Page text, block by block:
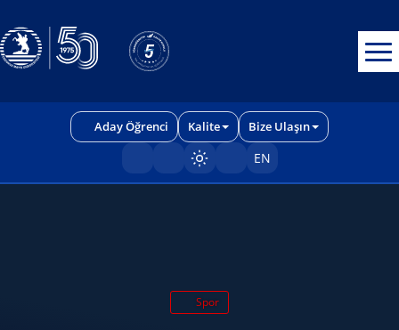
Aday Öğrenci Kalite Bize Ulaşın
Sayfayı karart/aç
EN
Spor